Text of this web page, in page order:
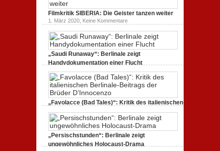
BERLIN
ALEXANDERPLATZ:
Neuauflage
eines
Jahrhundertwerks
Filmkritik SIBERIA: Die Geister tanzen weiter
1. März 2020, Keine Kommentarezu
Filmkritik
SIBERIA:
Die
Geister
tanzen
weiter
„Saudi Runaway“: Berlinale zeigt
Handydokumentation einer Flucht
„Saudi
Runaway“:
Berlinale
Handydokumentation
einer
„Favolacce (Bad Tales)“: Kritik des italienischen
Berlinale-Beitrags der Brüder D’Innocenzo
25. Februar 2020,Keine Kommentarezu
„Favolacce
(Bad
Tales)“:
Kritik
des
„Persischstunden“: Berlinale zeigt
ungewöhnliches Holocaust-Drama